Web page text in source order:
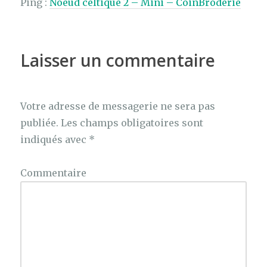
Laisser un commentaire
Votre adresse de messagerie ne sera pas
publiée. Les champs obligatoires sont
indiqués avec *
Commentaire